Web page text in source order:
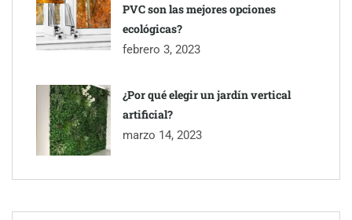
PVC son las mejores opciones
ecológicas?
febrero 3, 2023
¿Por qué elegir un jardín vertical
artificial?
marzo 14, 2023